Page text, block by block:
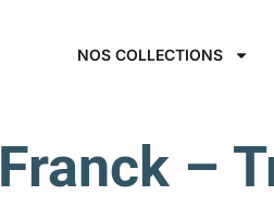
NOS COLLECTIONS
Franck –